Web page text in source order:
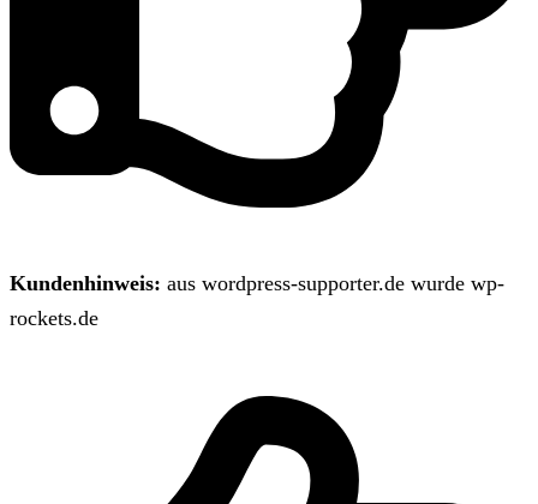
Kundenhinweis: aus wordpress-supporter.de wurde wp-
rockets.de